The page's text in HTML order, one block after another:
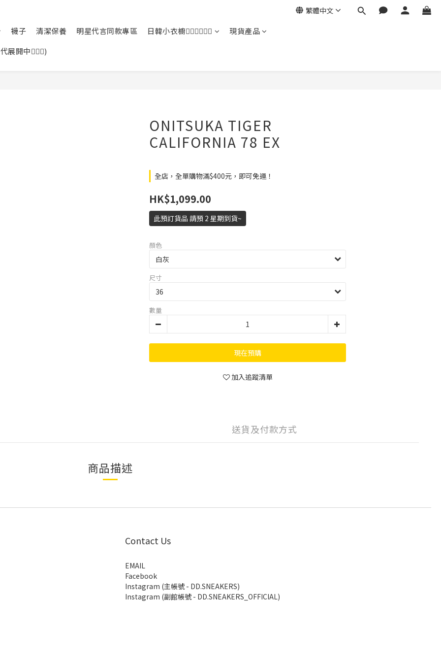
繁體中文
襪子 清潔保養 明星代言同款專區 日韓小衣櫥🙆🏻‍♀️🙆🏻‍♂️
現貨產品
展開中🙆🏻‍♀️)
ONITSUKA TIGER
CALIFORNIA 78 EX
全店，全單購物滿$400元，即可免運！
HK$1,099.00
此預訂貨品 請預 2 星期到貨~
顏色
尺寸
數量
現在預購
加入追蹤清單
送貨及付款方式
商品描述
Contact Us
EMAIL
Facebook
Instagram (主帳號 - DD.SNEAKERS)
Instagram (副館帳號 - DD.SNEAKERS_OFFICIAL)